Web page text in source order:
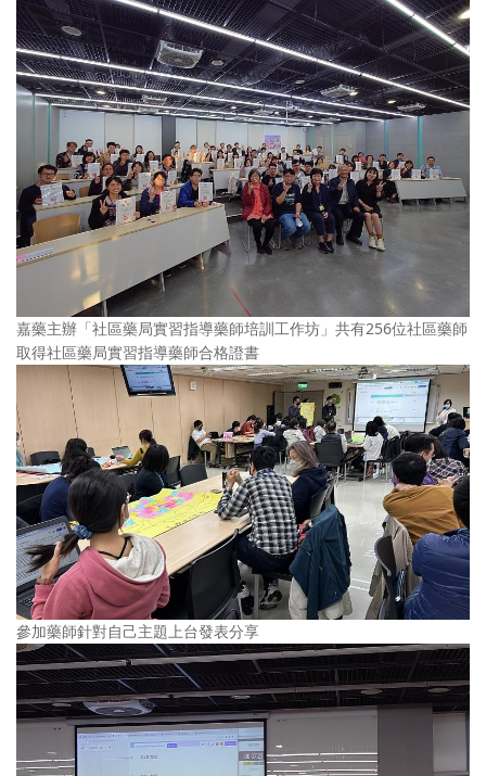
嘉藥主辦「社區藥局實習指導藥師培訓工作坊」共有256位社區藥師
取得社區藥局實習指導藥師合格證書
參加藥師針對自己主題上台發表分享